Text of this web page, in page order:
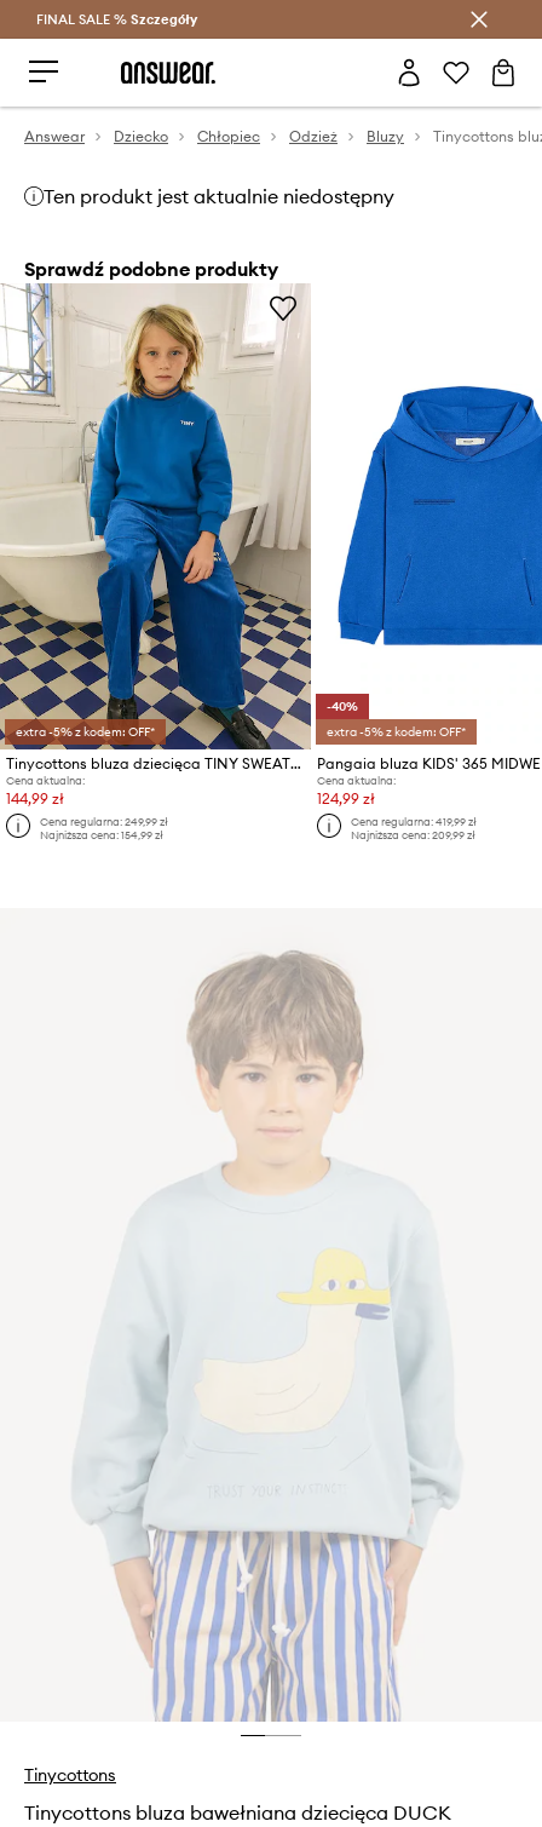
Oszczędzaj z Answear Club >
FINAL SALE % Szczegóły
Answear Dziecko Chłopiec Odzież Bluzy
Ten produkt jest aktualnie niedostępny
Sprawdź podobne produkty
extra -5% z kodem: OFF*
Tinycottons bluza dziecięca TINY SWEATSHIRT
Cena aktualna:
144,99 zł
Cena regularna:249,99 zł
Najniższa cena:154,99 zł
-40%
extra -5% z kodem: OFF*
Cena aktualna:
124,99 zł
Cena regularna:419,99 zł
Najniższa cena:209,99 zł
Tinycottons
Tinycottons bluza bawełniana dziecięca DUCK